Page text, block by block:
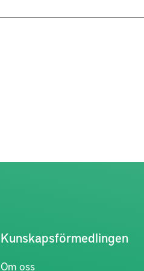
Kunskapsförmedlingen
Om oss